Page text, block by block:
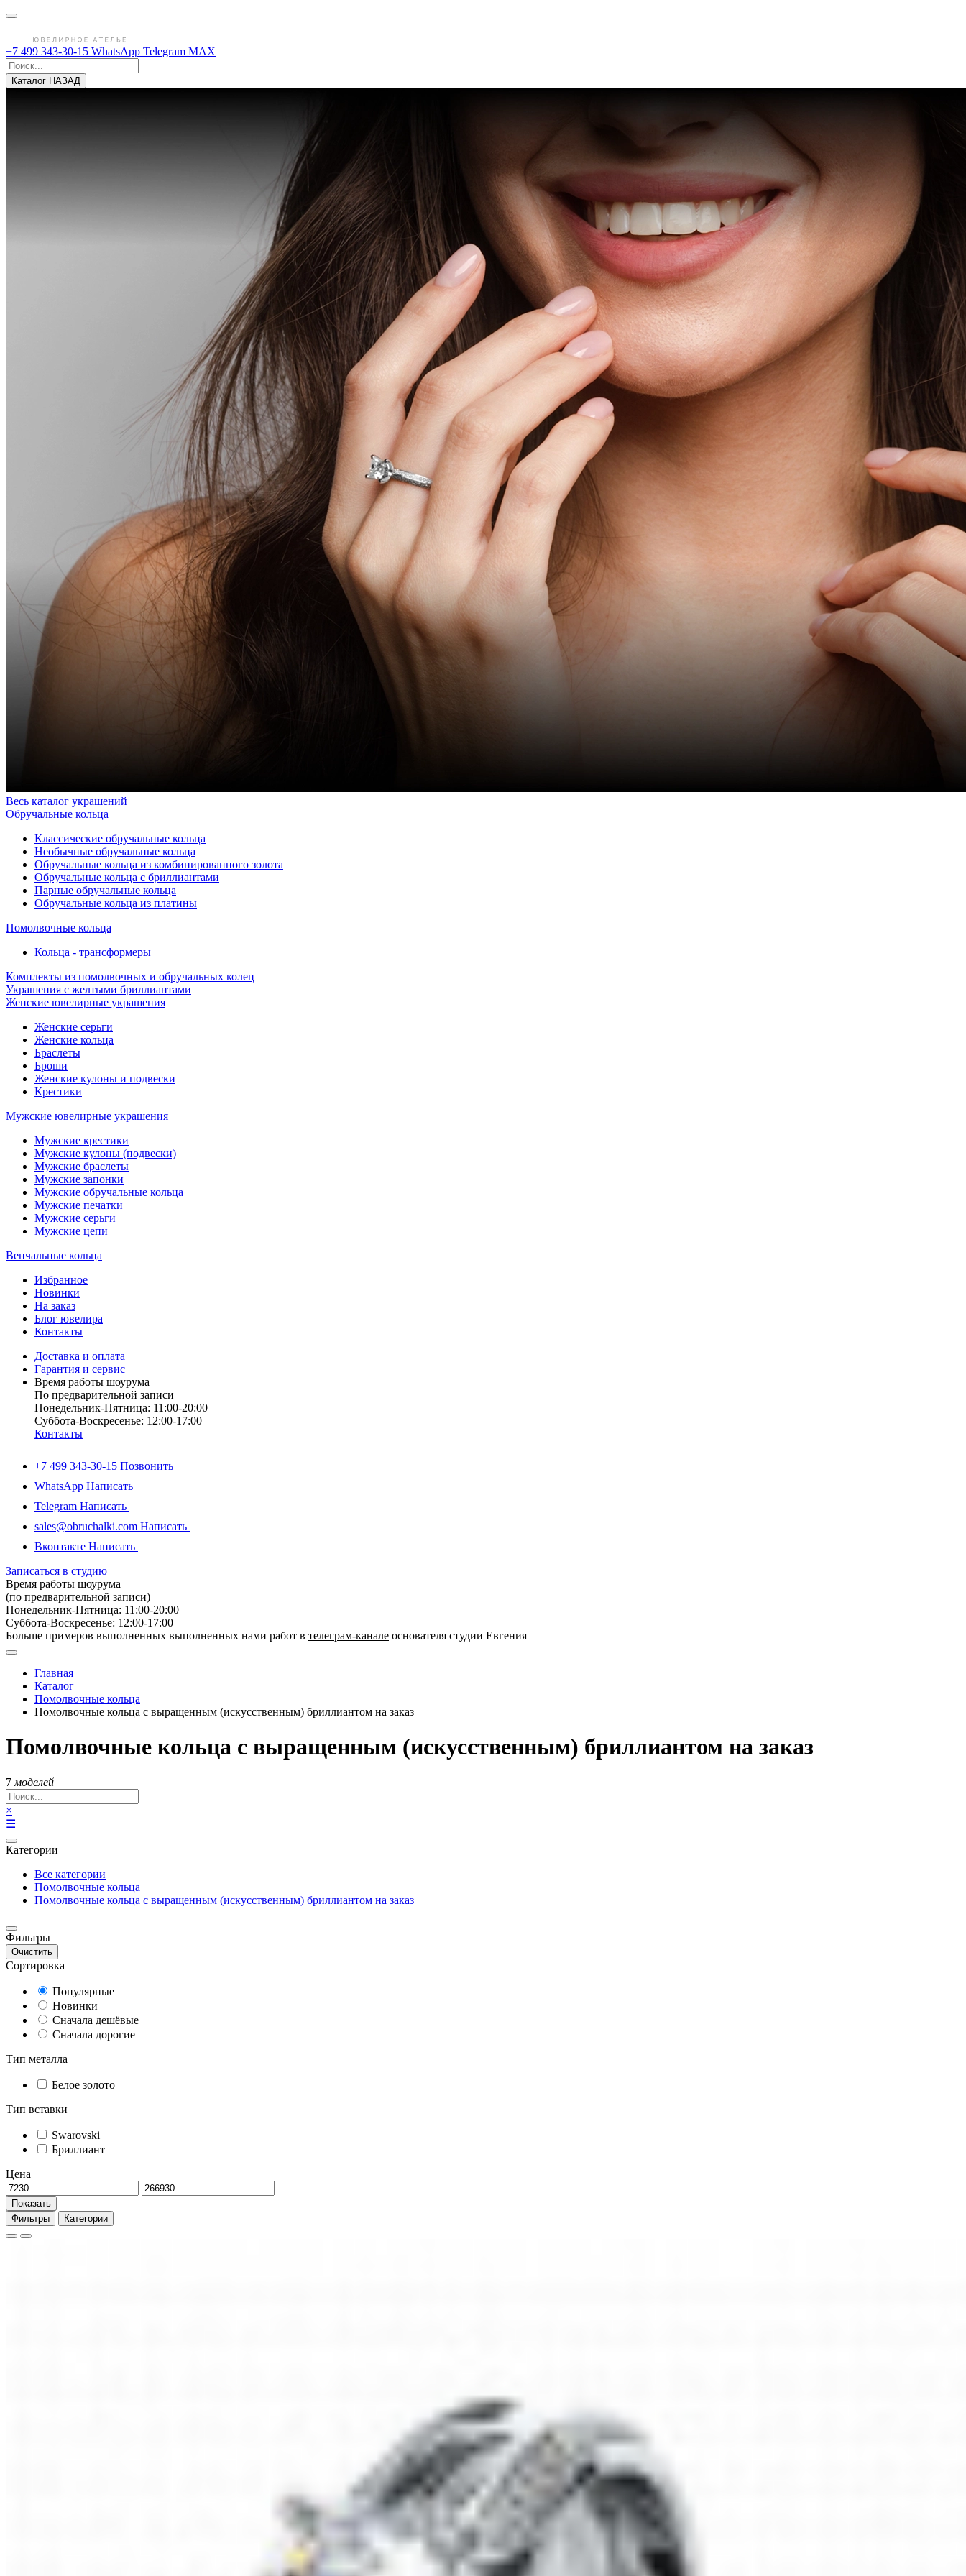
+7 499 343-30-15 WhatsApp Telegram MAX
Каталог НАЗАД
Весь каталог украшений
Обручальные кольца
Классические обручальные кольца
Необычные обручальные кольца
Обручальные кольца из комбинированного золота
Обручальные кольца с бриллиантами
Парные обручальные кольца
Обручальные кольца из платины
Помолвочные кольца
Кольца - трансформеры
Комплекты из помолвочных и обручальных колец
Украшения с желтыми бриллиантами
Женские ювелирные украшения
Женские серьги
Женские кольца
Браслеты
Броши
Женские кулоны и подвески
Крестики
Мужские ювелирные украшения
Мужские крестики
Мужские кулоны (подвески)
Мужские браслеты
Мужские запонки
Мужские обручальные кольца
Мужские печатки
Мужские серьги
Мужские цепи
Венчальные кольца
Избранное
Новинки
На заказ
Блог ювелира
Контакты
Доставка и оплата
Гарантия и сервис
Время работы шоурума
По предварительной записи
Понедельник-Пятница: 11:00-20:00
Суббота-Bоcкресенье: 12:00-17:00
Контакты
+7 499 343-30-15 Позвонить
WhatsApp Написать
Telegram Написать
sales@obruchalki.com Написать
Вконтакте Написать
Записаться в студию
Время работы шоурума
(по предварительной записи)
Понедельник-Пятница: 11:00-20:00
Суббота-Bоcкресенье: 12:00-17:00
Больше примеров выполненных выполненных нами работ в телеграм-канале основателя студии Евгения
Главная
Каталог
Помолвочные кольца
Помолвочные кольца с выращенным (искусственным) бриллиантом на заказ
Помолвочные кольца с выращенным (искусственным) бриллиантом на заказ
7 моделей
×
☰
Категории
Все категории
Помолвочные кольца
Помолвочные кольца с выращенным (искусственным) бриллиантом на заказ
Фильтры
Очистить
Сортировка
Популярные
Новинки
Сначала дешёвые
Сначала дорогие
Тип металла
Белое золото
Тип вставки
Swarovski
Бриллиант
Цена
Показать
Фильтры
Категории